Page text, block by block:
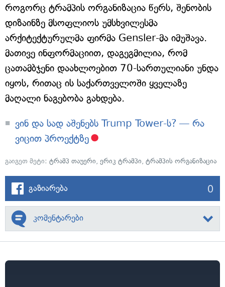
როგორც ტრამპის ორგანიზაცია წერს, შენობის
დიზაინზე მსოფლიოს უმსხვილესმა
არქიტექტურულმა ფირმა Gensler-მა იმუშავა.
მათივე ინფორმაციით, დაგეგმილია, რომ
ცათამბჯენი დაახლოებით 70-სართულიანი უნდა
იყოს, რითაც ის საქართველოში ყველაზე
მაღალი ნაგებობა გახდება.
ვინ და სად აშენებს Trump Tower-ს? — რა
ვიცით პროექტზე
გაიგეთ მეტი: ტრამპ თაუერი, ერიკ ტრამპი, ტრამპის ორგანიზაცია
გაზიარება 0
კომენტარები